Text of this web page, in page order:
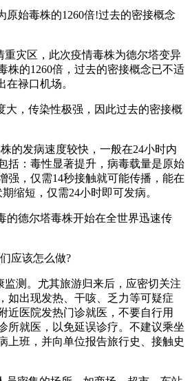
原始毒株的1260倍!过去的密接概念
重灾区，此次疫情毒株为德尔塔变异
株的1260倍，过去的密接概念已不适
在禄口机场。
大，传染性极强，因此过去的密接概
的发病速度较快，一般在24小时内
括：毒性显著提升，病毒载量是原始
强，仅需14秒接触就可能传播，能在
缩短，仅需24小时即可发病。
的德尔塔毒株开始在全世界迅速传
应该怎么做?
监测。尤其旅游归来后，应密切关注
如出现发热、干咳、乏力等可疑症
近医院发热门诊就医，不要自行用
所就医，以免延误诊疗。不建议乘坐
上班，并向单位报告旅行史、接触史